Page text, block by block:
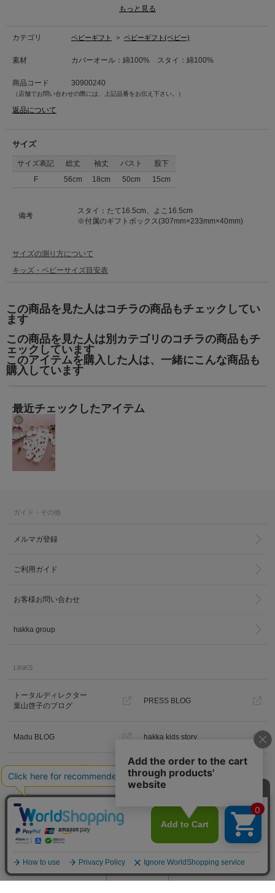
カバーオールなので、お子様の成長に合わせて長く着用可能なアイテムで
※こちらの商品はギフトボックス付きです。
※こちらの商品のリボンの色はピンク色となります。
※画像と柄の位置が異なる場合がございます、ご了承下さい。
もっと見る
カテゴリ ベビーギフト > ベビーギフト(ベビー)
素材 カバーオール：綿100% スタイ：綿100%
商品コード 30900240
（店舗でお問い合わせの際には、上記品番をお伝え下さい。）
返品について
サイズ
サイズ表記 総丈 袖丈 バスト
股下
F
56cm 18cm 50cm 15cm
備考
スタイ：たて16.5cm、よこ16.5cm
※付属のギフトボックス(307mm×233mm×40mm)
サイズの測り方について
キッズ・ベビーサイズ目安表
この商品を見た人はコチラの商品もチェックしてい
ます
この商品を見た人は別カテゴリのコチラの商品もチ
ェックしています
このアイテムを購入した人は、一緒にこんな商品も
購入しています
最近チェックしたアイテム
ガイド・その他
メルマガ登録
ご利用ガイド
お客様お問い合わせ
hakka group
LINKS
トータルディレクター
葉山啓子のブログ
PRESS BLOG
Madu BLOG hakka kids story
Hakka Online Shopギフトラッピ
ング
プライバシーポリシー ご利用規約